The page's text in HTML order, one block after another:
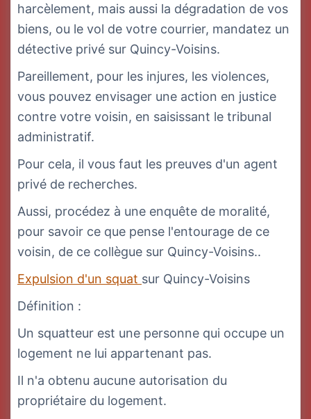
harcèlement, mais aussi la dégradation de vos
biens, ou le vol de votre courrier, mandatez un
détective privé sur Quincy-Voisins.
Pareillement, pour les injures, les violences,
vous pouvez envisager une action en justice
contre votre voisin, en saisissant le tribunal
administratif.
Pour cela, il vous faut les preuves d'un agent
privé de recherches.
Aussi, procédez à une enquête de moralité,
pour savoir ce que pense l'entourage de ce
voisin, de ce collègue sur Quincy-Voisins..
Expulsion d'un squat sur Quincy-Voisins
Définition :
Un squatteur est une personne qui occupe un
logement ne lui appartenant pas.
Il n'a obtenu aucune autorisation du
propriétaire du logement.